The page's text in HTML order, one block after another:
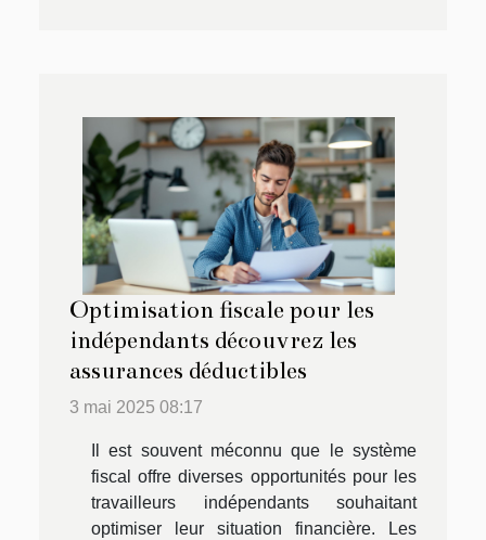
Optimisation fiscale pour les
indépendants découvrez les
assurances déductibles
3 mai 2025 08:17
Il est souvent méconnu que le système
fiscal offre diverses opportunités pour les
travailleurs indépendants souhaitant
optimiser leur situation financière. Les